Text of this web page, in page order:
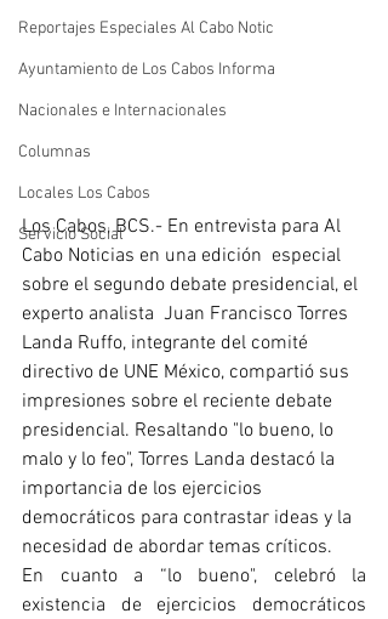
Reportajes Especiales Al Cabo Notic
Ayuntamiento de Los Cabos Informa
Nacionales e Internacionales
Columnas
Locales Los Cabos
Servicio Social
Los Cabos, BCS.- En entrevista para Al
Cabo Noticias en una edición  especial
sobre el segundo debate presidencial, el
experto analista  Juan Francisco Torres
Landa Ruffo, integrante del comité
directivo de UNE México, compartió sus
impresiones sobre el reciente debate
presidencial. Resaltando "lo bueno, lo
malo y lo feo", Torres Landa destacó la
importancia de los ejercicios
democráticos para contrastar ideas y la
necesidad de abordar temas críticos.
En cuanto a “lo bueno", celebró la
existencia de ejercicios democráticos